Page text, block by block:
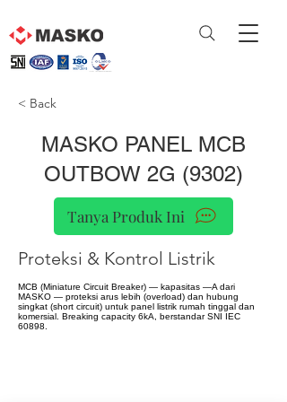
< Back
MASKO PANEL MCB
OUTBOW 2G (9302)
Tanya Produk Ini
Proteksi & Kontrol Listrik
MCB (Miniature Circuit Breaker) — kapasitas —A dari
MASKO — proteksi arus lebih (overload) dan hubung
singkat (short circuit) untuk panel listrik rumah tinggal dan
komersial. Breaking capacity 6kA, berstandar SNI IEC
60898.